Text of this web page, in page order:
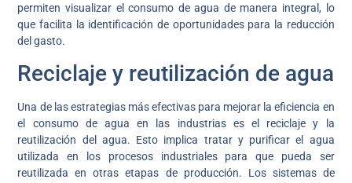
permiten visualizar el consumo de agua de manera integral, lo
que facilita la identificación de oportunidades para la reducción
del gasto.
Reciclaje y reutilización de agua
Una de las estrategias más efectivas para mejorar la eficiencia en
el consumo de agua en las industrias es el reciclaje y la
reutilización del agua. Esto implica tratar y purificar el agua
utilizada en los procesos industriales para que pueda ser
reutilizada en otras etapas de producción. Los sistemas de